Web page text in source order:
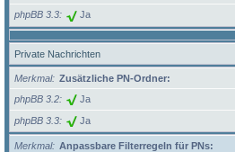
phpBB 3.3 Ja
Private Nachrichten
Merkmal
Zusätzliche PN-Ordner:
phpBB 3.2
Ja
phpBB 3.3 Ja
Merkmal
Anpassbare Filterregeln für PNs: